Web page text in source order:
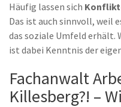
Häufig lassen sich
Das ist auch sinnvoll, weil
das soziale Umfeld erhält.
ist dabei Kenntnis der
Fachanwalt
Killesberg?! –